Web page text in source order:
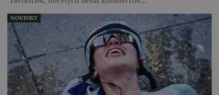
NOVINKY